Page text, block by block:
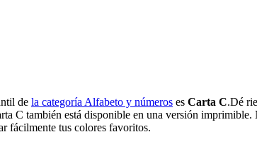
de la categoría Alfabeto y números es Carta C.Dé
C también está disponible en una versión
fácilmente tus colores favoritos.